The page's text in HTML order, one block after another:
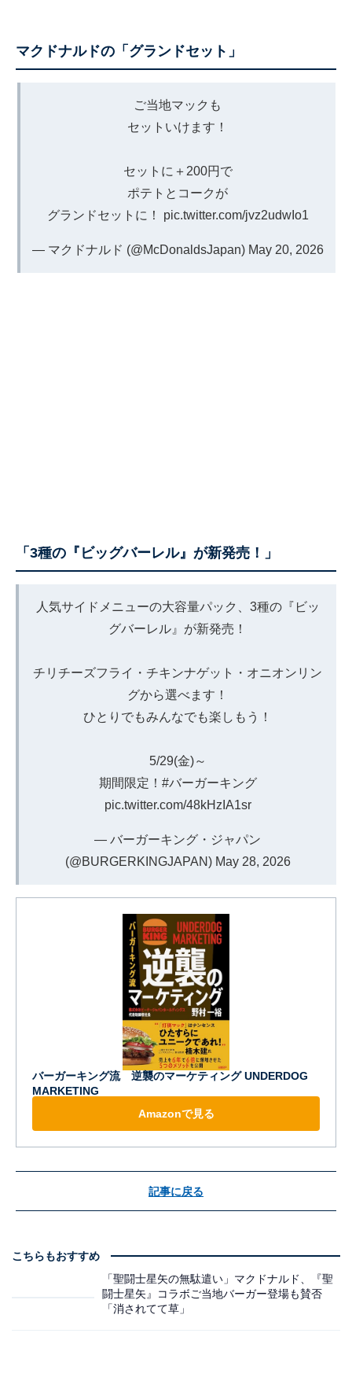
マクドナルドの「グランドセット」
ご当地マックも
セットいけます！
セットに＋200円で
ポテトとコークが
グランドセットに！ pic.twitter.com/jvz2udwIo1
— マクドナルド (@McDonaldsJapan) May 20, 2026
「3種の『ビッグバーレル』が新発売！」
人気サイドメニューの大容量パック、3種の『ビッ
グバーレル』が新発売！
チリチーズフライ・チキンナゲット・オニオンリン
グから選べます！
ひとりでもみんなでも楽しもう！
5/29(金)～
期間限定！ #バーガーキング
pic.twitter.com/48kHzIA1sr
— バーガーキング・ジャパン
(@BURGERKINGJAPAN) May 28, 2026
バーガーキング流 逆襲のマーケティング UNDERDOG
MARKETING
Amazonで見る
記事に戻る
こちらもおすすめ
「聖闘士星矢の無駄遣い」マクドナルド、『聖
闘士星矢』コラボご当地バーガー登場も賛否
「消されてて草」